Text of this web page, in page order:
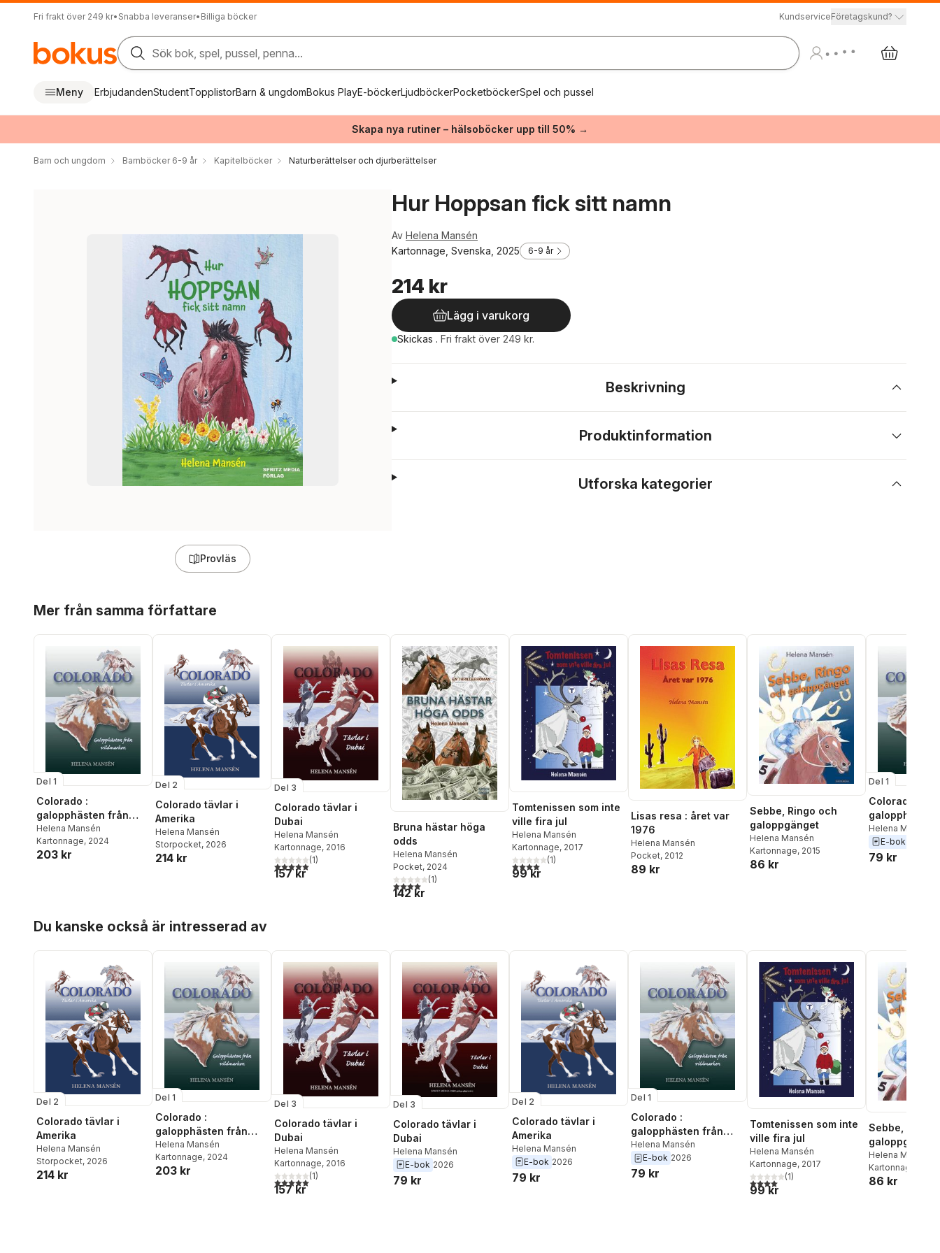
Fri frakt över 249 kr• Snabba leveranser• Billiga böcker KundserviceFöretagskund?
Sök bok, spel, pussel, penna...
Meny ErbjudandenStudentTopplistorBarn & ungdomBokus PlayE-böckerLjudböckerPocketböckerSpel och pussel
Skapa nya rutiner – hälsoböcker upp till 50% →
Barn och ungdom Barnböcker 6-9 år Kapitelböcker Naturberättelser och djurberättelser
Provläs
Hur Hoppsan fick sitt namn
Av Helena Mansén
Kartonnage, Svenska, 2025
6-9 år
214 kr
Lägg i varukorg
Skickas . Fri frakt över 249 kr.
Beskrivning
Produktinformation
Utforska kategorier
Mer från samma författare
Del 1
Colorado :
galopphästen från
vildmarken
Helena Mansén
Kartonnage, 2024
203 kr
Del 2
Colorado tävlar i
Amerika
Helena Mansén
Storpocket, 2026
214 kr
Del 3
Colorado tävlar i
Dubai
Helena Mansén
Kartonnage, 2016
5,0utav 5 stjärnor. Totalt antal röster:
(1)
157 kr
Bruna hästar höga
odds
Helena Mansén
Pocket, 2024
4,0utav 5 stjärnor. Totalt antal röster:
(1)
142 kr
Tomtenissen som inte
ville fira jul
Helena Mansén
Kartonnage, 2017
4,0utav 5 stjärnor. Totalt antal röster:
(1)
99 kr
Lisas resa : året var
1976
Helena Mansén
Pocket, 2012
89 kr
Sebbe, Ringo och
galoppgänget
Helena Mansén
Kartonnage, 2015
86 kr
Del 1
Colorado :
vildmarken
Helena Mansén
E-bok
79 kr
Du kanske också är intresserad av
Del 2
Colorado tävlar i
Amerika
Helena Mansén
Storpocket, 2026
214 kr
Del 1
Colorado :
galopphästen från
vildmarken
Helena Mansén
Kartonnage, 2024
203 kr
Del 3
Colorado tävlar i
Dubai
Helena Mansén
Kartonnage, 2016
5,0utav 5 stjärnor. Totalt antal röster:
(1)
157 kr
Del 3
Colorado tävlar i
Dubai
Helena Mansén
E-bok 2026
79 kr
Del 2
Colorado tävlar i
Amerika
Helena Mansén
E-bok 2026
79 kr
Del 1
Colorado :
galopphästen från
vildmarken
Helena Mansén
E-bok 2026
79 kr
Tomtenissen som inte
ville fira jul
Helena Mansén
Kartonnage, 2017
4,0utav 5 stjärnor. Totalt antal röster:
(1)
99 kr
Sebbe, Ringo
galoppgänget
Helena Mansén
Kartonnage
86 kr